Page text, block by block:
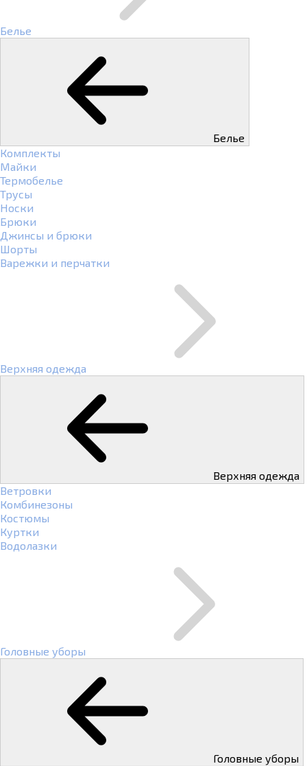
Белье
Белье
Комплекты
Майки
Термобелье
Трусы
Носки
Брюки
Джинсы и брюки
Шорты
Варежки и перчатки
Верхняя одежда
Верхняя одежда
Ветровки
Комбинезоны
Костюмы
Куртки
Водолазки
Головные уборы
Головные уборы